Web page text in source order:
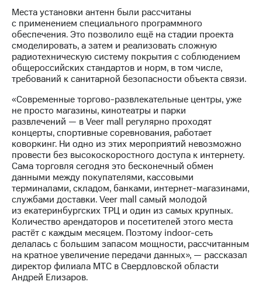
и акционерам
Корпоративное
управление
Корпоративный
секретарь
Раскрытие
информации
Информация
акционерам
Документы
ПАО
"МТС"
Собрания
акционеров
Личный
кабинет
акционера
Акционерный
капитал
Контроль
и
аудит
Рынок
акций
Места установки антенн были рассчитаны
с применением специального программного
обеспечения. Это позволило ещё на стадии проекта
смоделировать, а затем и реализовать сложную
радиотехническую систему покрытия с соблюдением
общероссийских стандартов и норм, в том числе,
требований к санитарной безопасности объекта связи.
«Современные торгово-развлекательные центры, уже
не просто магазины, кинотеатры и парки
развлечений — в Veer mall регулярно проходят
концерты, спортивные соревнования, работает
коворкинг. Ни одно из этих мероприятий невозможно
провести без высокоскоростного доступа к интернету.
Сама торговля сегодня это бесконечный обмен
данными между покупателями, кассовыми
терминалами, складом, банками, интернет-магазинами,
службами доставки. Veer mall самый молодой
из екатеринбургских ТРЦ и один из самых крупных.
Количество арендаторов и посетителей этого места
растёт с каждым месяцем. Поэтому indoor-сеть
делалась с большим запасом мощности, рассчитанным
на кратное увеличение передачи данных», — рассказал
директор филиала МТС в Свердловской области
Андрей Елизаров.